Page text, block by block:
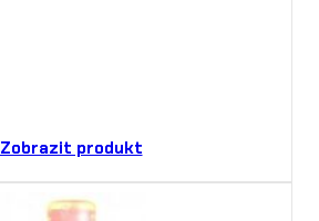
Zobrazit produkt